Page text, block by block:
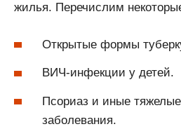
жилья. Перечислим
Открытые формы
ВИЧ-инфекции у детей.
Псориаз и иные
заболевания.